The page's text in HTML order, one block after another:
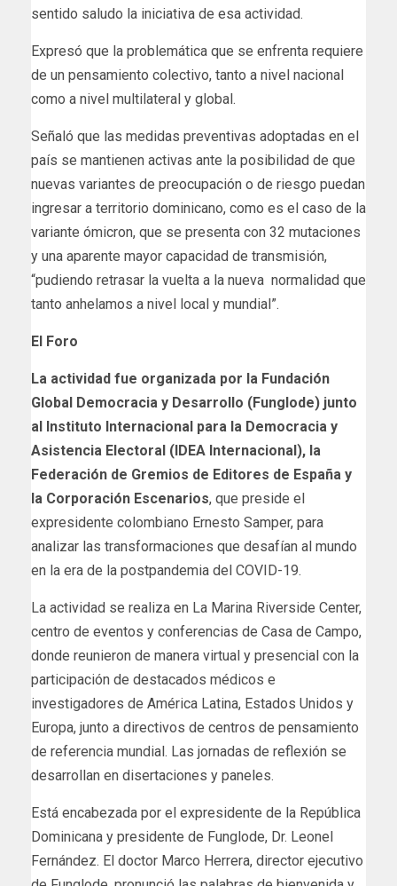
sentido saludo la iniciativa de esa actividad.
Expresó que la problemática que se enfrenta requiere
de un pensamiento colectivo, tanto a nivel nacional
como a nivel multilateral y global.
Señaló que las medidas preventivas adoptadas en el
país se mantienen activas ante la posibilidad de que
nuevas variantes de preocupación o de riesgo puedan
ingresar a territorio dominicano, como es el caso de la
variante ómicron, que se presenta con 32 mutaciones
y una aparente mayor capacidad de transmisión,
“pudiendo retrasar la vuelta a la nueva normalidad que
tanto anhelamos a nivel local y mundial”.
El Foro
La actividad fue organizada por la Fundación
Global Democracia y Desarrollo (Funglode) junto
al Instituto Internacional para la Democracia y
Asistencia Electoral (IDEA Internacional), la
Federación de Gremios de Editores de España y
la Corporación Escenarios, que preside el
expresidente colombiano Ernesto Samper, para
analizar las transformaciones que desafían al mundo
en la era de la postpandemia del COVID-19.
La actividad se realiza en La Marina Riverside Center,
centro de eventos y conferencias de Casa de Campo,
donde reunieron de manera virtual y presencial con la
participación de destacados médicos e
investigadores de América Latina, Estados Unidos y
Europa, junto a directivos de centros de pensamiento
de referencia mundial. Las jornadas de reflexión se
desarrollan en disertaciones y paneles.
Está encabezada por el expresidente de la República
Dominicana y presidente de Funglode, Dr. Leonel
Fernández. El doctor Marco Herrera, director ejecutivo